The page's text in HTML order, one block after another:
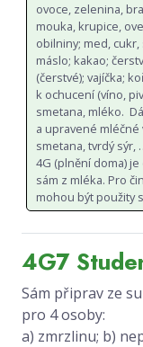
ovoce, zelenina,
mouka, krupice,
obilniny; med,
máslo; kakao;
(čerstvé); vajíčka;
k ochucení (víno,
smetana, mléko.
a upravené mléčné
smetana, tvrdý sýr,
4G (plnění doma)
sám z mléka. Pro
mohou být použity
4G7
Sám připrav ze
pro 4 osoby:
a) zmrzlinu; b)